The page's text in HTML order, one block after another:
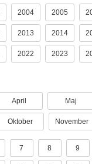
2004 2005
2013 2014
2022 2023
April Maj
Oktober November
7 8 9